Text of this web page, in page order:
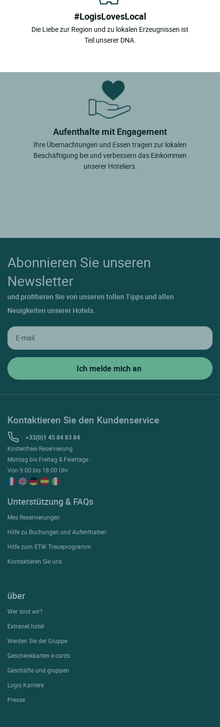
#LogisLovesLocal
Die Liebe zur Region und zu lokalen Erzeugnissen ist
Teil unserer DNA.
Aufenthalte mit Engagement
Ihre Übernachtungen und Essen tragen zur lokalen
Beschäftigung bei und verbessern das Einkommen
unserer Hoteliers.
Abonnieren Sie unseren
Newsletter
und profitieren Sie von unseren tollen Tipps und allen
Neuigkeiten unserer Hotels.
Kontaktieren Sie den Kundenservice
+33(0)1 45 84 83 84
Kostenfreie Reservierung
Montag bis Freitag & Feiertage :
Von 9:00 bis 18:00 Uhr
Unterstützung & FAQs
Mes Reservierungen
Hilfe zu Buchungen und Aufenthalten
Hilfe zum ETIK Treueprogramm
Kontaktieren Sie uns
über
Wer sind wir?
Extranet hotel
Werden Sie der Gruppe
Geschenkkarten e-cards
Geschäfte und gruppen
Logis Karriere
Presse